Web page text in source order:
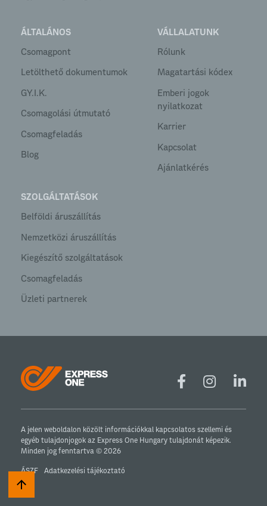
ÁLTALÁNOS
Csomagpont
Letölthető dokumentumok
GY.I.K.
Csomagolási útmutató
Csomagfeladás
Blog
VÁLLALATUNK
Rólunk
Magatartási kódex
Emberi jogok
nyilatkozat
Karrier
Kapcsolat
Ajánlatkérés
SZOLGÁLTATÁSOK
Belföldi áruszállítás
Nemzetközi áruszállítás
Kiegészítő szolgáltatások
Csomagfeladás
Üzleti partnerek
A jelen weboldalon közölt információkkal kapcsolatos szellemi és
egyéb tulajdonjogok az Express One Hungary tulajdonát képezik.
Minden jog fenntartva © 2026
ÁSZF Adatkezelési tájékoztató